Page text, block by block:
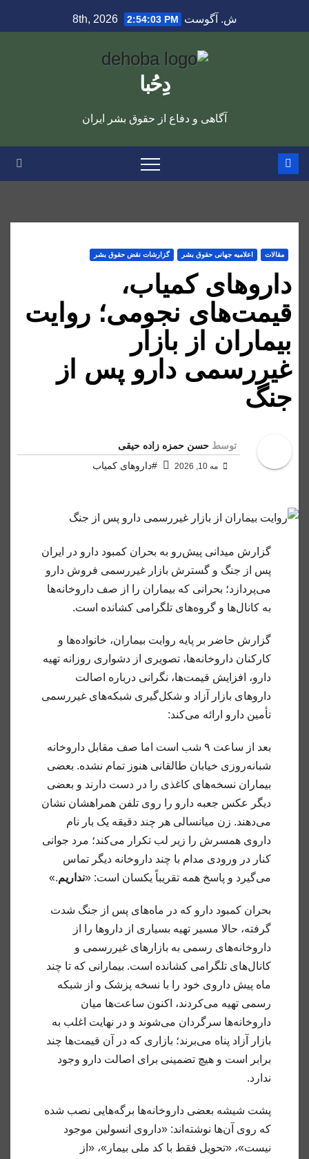
to
ش. آگوست 8th, 2026 2:54:04 PM
دِحُبا
آگاهی و دفاع از حقوق بشر ایران
مقالات اعلاميه جهانی حقوق بشر گزارشات نقض حقوق بشر
داروهای کمیاب،
قیمت‌های نجومی؛ روایت
بیماران از بازار
غیررسمی دارو پس از
جنگ
توسط حسن حمزه زاده حیقی
مه 10, 2026 #داروهای کمیاب
گزارش میدانی پیش‌رو به بحران کمبود دارو در ایران
پس از جنگ و گسترش بازار غیررسمی فروش دارو
می‌پردازد؛ بحرانی که بیماران را از صف داروخانه‌ها
به کانال‌ها و گروه‌های تلگرامی کشانده است.
گزارش حاضر بر پایه روایت بیماران، خانواده‌ها و
کارکنان داروخانه‌ها، تصویری از دشواری روزانه تهیه
دارو، افزایش قیمت‌ها، نگرانی درباره اصالت
داروهای بازار آزاد و شکل‌گیری شبکه‌های غیررسمی
تأمین دارو ارائه می‌کند:
بعد از ساعت ۹ شب است اما صف مقابل داروخانه
شبانه‌روزی خیابان طالقانی هنوز تمام نشده. بعضی
بیماران نسخه‌های کاغذی را در دست دارند و بعضی
دیگر عکس جعبه دارو را روی تلفن همراهشان نشان
می‌دهند. زن میانسالی هر چند دقیقه یک بار نام
داروی همسرش را زیر لب تکرار می‌کند؛ مرد جوانی
کنار در ورودی مدام با چند داروخانه دیگر تماس
می‌گیرد و پاسخ همه تقریباً یکسان است: «نداریم.»
بحران کمبود دارو که در ماه‌های پس از جنگ شدت
گرفته، حالا مسیر تهیه بسیاری از داروها را از
داروخانه‌های رسمی به بازارهای غیررسمی و
کانال‌های تلگرامی کشانده است. بیمارانی که تا چند
ماه پیش داروی خود را با نسخه پزشک و از شبکه
رسمی تهیه می‌کردند، اکنون ساعت‌ها میان
داروخانه‌ها سرگردان می‌شوند و در نهایت اغلب به
بازار آزاد پناه می‌برند؛ بازاری که در آن قیمت‌ها چند
برابر است و هیچ تضمینی برای اصالت دارو وجود
ندارد.
پشت شیشه بعضی داروخانه‌ها برگه‌هایی نصب شده
که روی آن‌ها نوشته‌اند: «داروی انسولین موجود
نیست»، «تحویل فقط با کد ملی بیمار»، «از